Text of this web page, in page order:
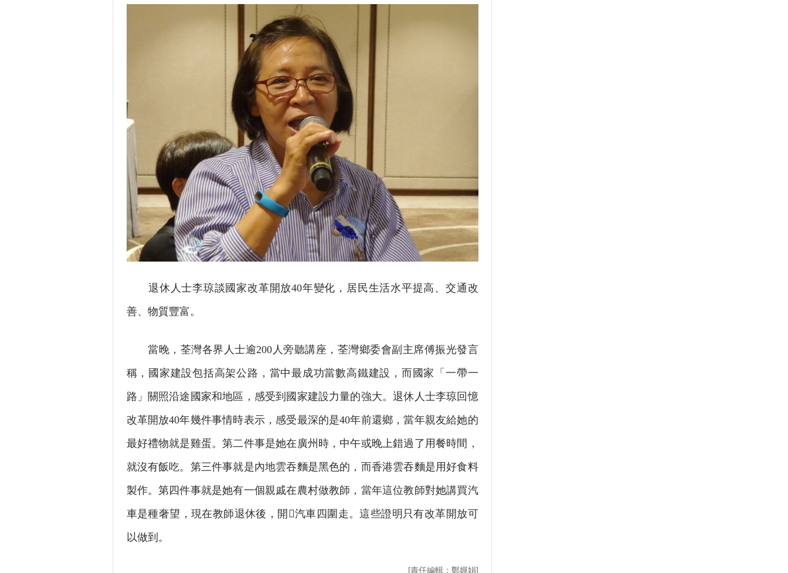
退休人士李琼談國家改革開放40年變化，居民生活水平提高、交通改
善、物質豐富。
當晚，荃灣各界人士逾200人旁聽講座，荃灣鄉委會副主席傅振光發言
稱，國家建設包括高架公路，當中最成功當數高鐵建設，而國家「一帶一
路」關照沿途國家和地區，感受到國家建設力量的強大。退休人士李琼回憶
改革開放40年幾件事情時表示，感受最深的是40年前還鄉，當年親友給她的
最好禮物就是雞蛋。第二件事是她在廣州時，中午或晚上錯過了用餐時間，
就沒有飯吃。第三件事就是內地雲吞麵是黑色的，而香港雲吞麵是用好食料
製作。第四件事就是她有一個親戚在農村做教師，當年這位教師對她講買汽
車是種奢望，現在教師退休後，開汽車四圍走。這些證明只有改革開放可
以做到。
[責任編輯：鄭嬋娟]